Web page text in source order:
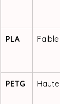
PLA Faible
PETG Haute